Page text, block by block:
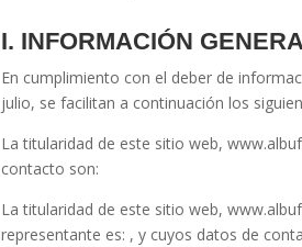
I. INFORMACIÓN
En cumplimiento con el deber de
julio, se facilitan a continuación los
La titularidad de este sitio web,
contacto son:
La titularidad de este sitio web,
representante es: , y cuyos datos de